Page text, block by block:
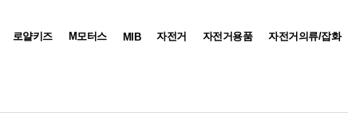
로얄키즈 M모터스 MIB 자전거 자전거용품 자전거의류/잡화